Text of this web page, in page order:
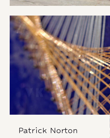
Patrick Norton